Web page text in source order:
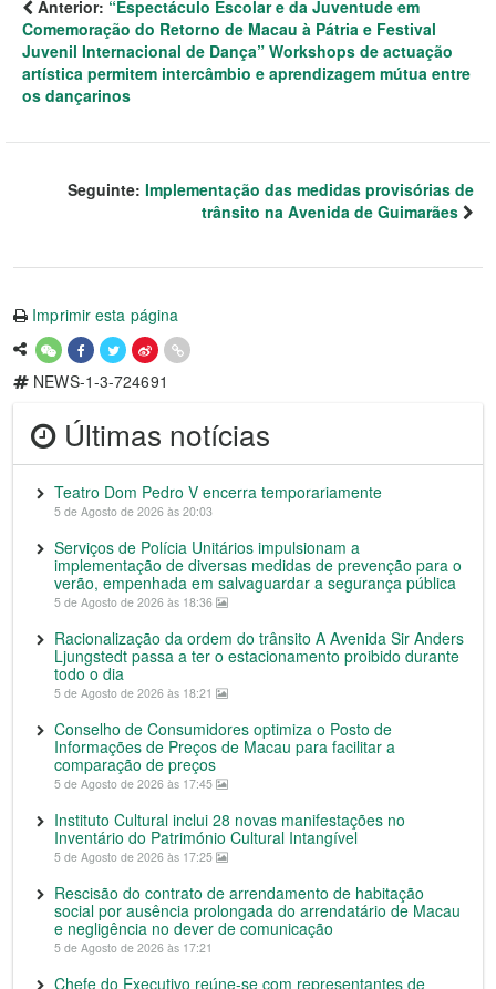
Anterior: “Espectáculo Escolar e da Juventude em
Comemoração do Retorno de Macau à Pátria e Festival
Juvenil Internacional de Dança” Workshops de actuação
artística permitem intercâmbio e aprendizagem mútua entre
os dançarinos
Seguinte: Implementação das medidas provisórias de
trânsito na Avenida de Guimarães
Imprimir esta página
NEWS-1-3-724691
Últimas notícias
Teatro Dom Pedro V encerra temporariamente
5 de Agosto de 2026 às 20:03
Serviços de Polícia Unitários impulsionam a
implementação de diversas medidas de prevenção para o
verão, empenhada em salvaguardar a segurança pública
5 de Agosto de 2026 às 18:36
Racionalização da ordem do trânsito A Avenida Sir Anders
Ljungstedt passa a ter o estacionamento proibido durante
todo o dia
5 de Agosto de 2026 às 18:21
Conselho de Consumidores optimiza o Posto de
Informações de Preços de Macau para facilitar a
comparação de preços
5 de Agosto de 2026 às 17:45
Instituto Cultural inclui 28 novas manifestações no
Inventário do Património Cultural Intangível
5 de Agosto de 2026 às 17:25
Rescisão do contrato de arrendamento de habitação
social por ausência prolongada do arrendatário de Macau
e negligência no dever de comunicação
5 de Agosto de 2026 às 17:21
Chefe do Executivo reúne-se com representantes de